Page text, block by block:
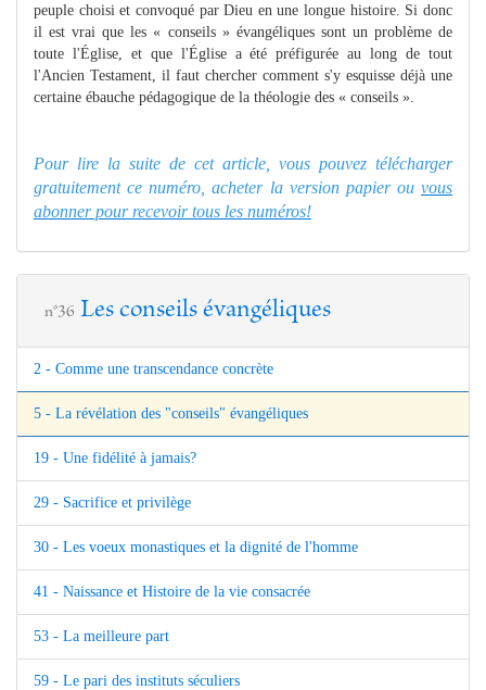
peuple choisi et convoqué par Dieu en une longue histoire. Si donc
il est vrai que les « conseils » évangéliques sont un problème de
toute l'Église, et que l'Église a été préfigurée au long de tout
l'Ancien Testament, il faut chercher comment s'y esquisse déjà une
certaine ébauche pédagogique de la théologie des « conseils ».
Pour lire la suite de cet article, vous pouvez télécharger
gratuitement ce numéro, acheter la version papier ou vous
abonner pour recevoir tous les numéros!
n°36 Les conseils évangéliques
2 - Comme une transcendance concrète
5 - La révélation des "conseils" évangéliques
19 - Une fidélité à jamais?
29 - Sacrifice et privilège
30 - Les voeux monastiques et la dignité de l'homme
41 - Naissance et Histoire de la vie consacrée
53 - La meilleure part
59 - Le pari des instituts séculiers